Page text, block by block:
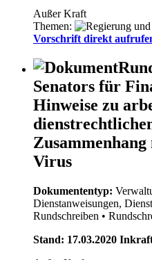
Außer Kraft
Themen:
Vorschrift direkt
Senators für
Hinweise zu
Virus
Dokumententyp:
Dienstanweisungen,
Rundschreiben •
Stand: 17.03.2020